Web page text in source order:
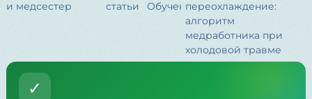
и медсестер
статьи
Обучениепереохлаждение:
алгоритм
медработника при
холодовой травме
✓